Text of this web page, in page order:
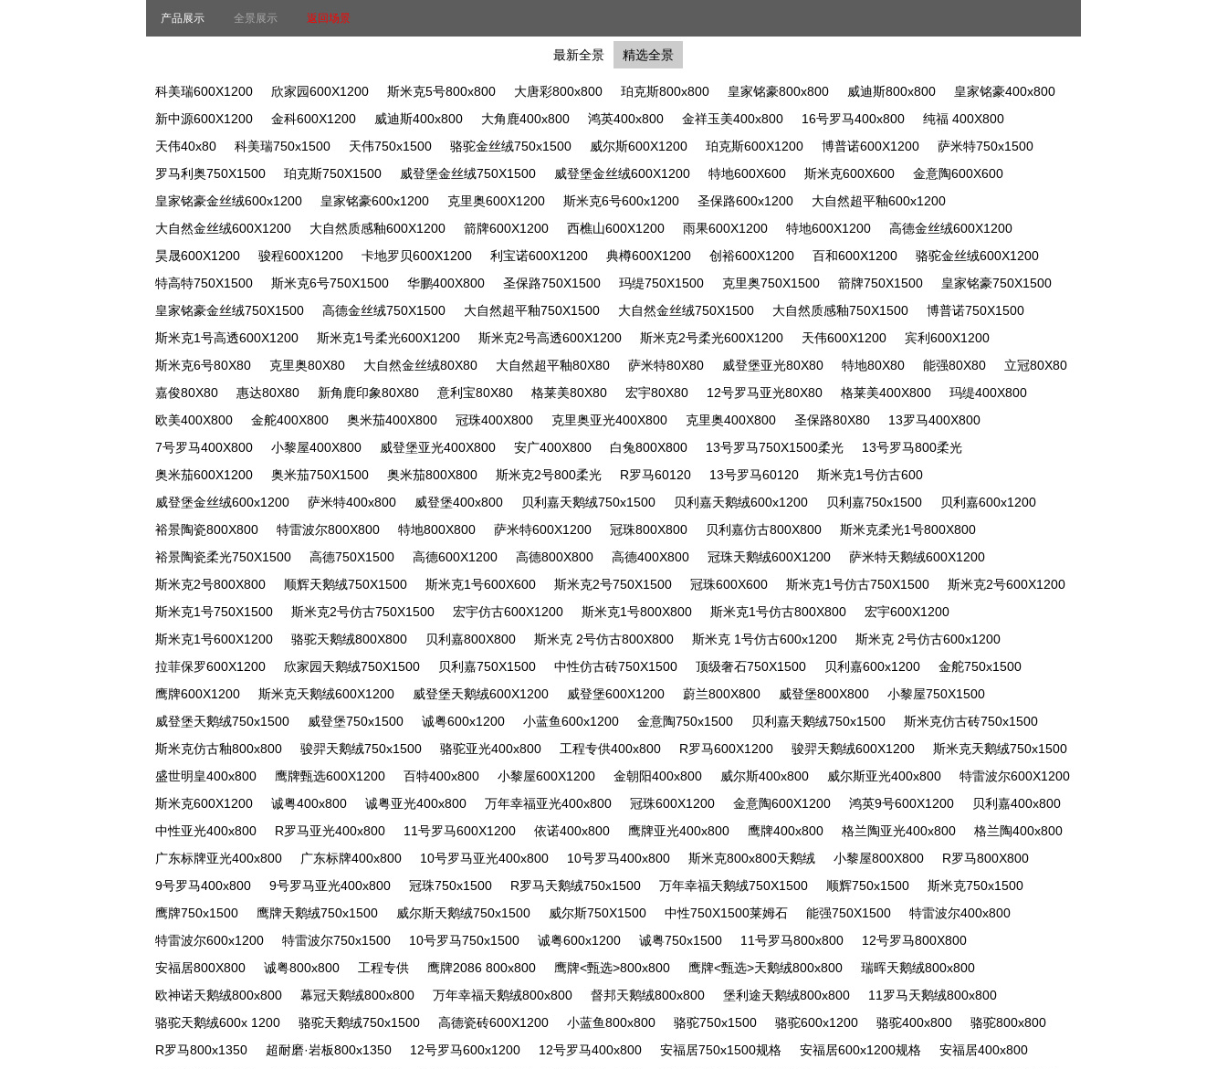
产品展示 全景展示 返回场景
最新全景 精选全景
科美瑞600X1200 欣家园600X1200 斯米克5号800x800 大唐彩800x800 珀克斯800x800 皇家铭豪800x800 威迪斯800x800
皇家铭豪400x800
新中源600X1200
金科600X1200 威迪斯400x800 大角鹿400x800 鸿英400x800 金祥玉美400x800 16号罗马400x800
纯福 400X800
天伟40x80
科美瑞750x1500 天伟750x1500 骆驼金丝绒750x1500 威尔斯600X1200 珀克斯600X1200 博普诺600X1200
萨米特750x1500
罗马利奥750X1500
珀克斯750X1500 威登堡金丝绒750X1500 威登堡金丝绒600X1200 特地600X600 斯米克600X600
金意陶600X600
皇家铭豪金丝绒600x1200
皇家铭豪600x1200 克里奥600X1200 斯米克6号600x1200 圣保路600x1200
大自然超平釉600x1200
大自然金丝绒600X1200
大自然质感釉600X1200 箭牌600X1200 西樵山600X1200 雨果600X1200 特地600X1200
高德金丝绒600X1200
昊晟600X1200
骏程600X1200 卡地罗贝600X1200 利宝诺600X1200 典樽600X1200 创裕600X1200 百和600X1200
骆驼金丝绒600X1200
特高特750X1500
斯米克6号750X1500 华鹏400X800 圣保路750X1500 玛缇750X1500 克里奥750X1500 箭牌750X1500
皇家铭豪750X1500
皇家铭豪金丝绒750X1500
高德金丝绒750X1500 大自然超平釉750X1500 大自然金丝绒750X1500 大自然质感釉750X1500
博普诺750X1500
斯米克1号高透600X1200
斯米克1号柔光600X1200 斯米克2号高透600X1200 斯米克2号柔光600X1200 天伟600X1200
宾利600X1200
斯米克6号80X80
克里奥80X80 大自然金丝绒80X80 大自然超平釉80X80 萨米特80X80 威登堡亚光80X80 特地80X80 能强80X80
立冠80X80
嘉俊80X80
惠达80X80 新角鹿印象80X80 意利宝80X80 格莱美80X80 宏宇80X80 12号罗马亚光80X80 格莱美400X800
玛缇400X800
欧美400X800
金舵400X800 奥米茄400X800 冠珠400X800 克里奥亚光400X800 克里奥400X800 圣保路80X80
13罗马400X800
7号罗马400X800
小黎屋400X800 威登堡亚光400X800 安广400X800 白兔800X800 13号罗马750X1500柔光
13号罗马800柔光
奥米茄600X1200
奥米茄750X1500 奥米茄800X800 斯米克2号800柔光 R罗马60120 13号罗马60120
斯米克1号仿古600
威登堡金丝绒600x1200
萨米特400x800 威登堡400x800 贝利嘉天鹅绒750x1500 贝利嘉天鹅绒600x1200 贝利嘉750x1500
贝利嘉600x1200
裕景陶瓷800X800
特雷波尔800X800 特地800X800 萨米特600X1200 冠珠800X800 贝利嘉仿古800X800
斯米克柔光1号800X800
裕景陶瓷柔光750X1500
高德750X1500 高德600X1200 高德800X800 高德400X800 冠珠天鹅绒600X1200
萨米特天鹅绒600X1200
斯米克2号800X800
顺辉天鹅绒750X1500 斯米克1号600X600 斯米克2号750X1500 冠珠600X600 斯米克1号仿古750X1500
斯米克2号600X1200
斯米克1号750X1500
斯米克2号仿古750X1500 宏宇仿古600X1200 斯米克1号800X800 斯米克1号仿古800X800
宏宇600X1200
斯米克1号600X1200
骆驼天鹅绒800X800 贝利嘉800X800 斯米克 2号仿古800X800 斯米克 1号仿古600x1200
斯米克 2号仿古600x1200
拉菲保罗600X1200
欣家园天鹅绒750X1500 贝利嘉750X1500 中性仿古砖750X1500 顶级奢石750X1500 贝利嘉600x1200
金舵750x1500
鹰牌600X1200
斯米克天鹅绒600X1200 威登堡天鹅绒600X1200 威登堡600X1200 蔚兰800X800 威登堡800X800
小黎屋750X1500
威登堡天鹅绒750x1500
威登堡750x1500 诚粤600x1200 小蓝鱼600x1200 金意陶750x1500 贝利嘉天鹅绒750x1500
斯米克仿古砖750x1500
斯米克仿古釉800x800
骏羿天鹅绒750x1500 骆驼亚光400x800 工程专供400x800 R罗马600X1200 骏羿天鹅绒600X1200
斯米克天鹅绒750x1500
盛世明皇400x800
鹰牌甄选600X1200 百特400x800 小黎屋600X1200 金朝阳400x800 威尔斯400x800 威尔斯亚光400x800
特雷波尔600X1200
斯米克600X1200
诚粤400x800 诚粤亚光400x800 万年幸福亚光400x800 冠珠600X1200 金意陶600X1200 鸿英9号600X1200
贝利嘉400x800
中性亚光400x800
R罗马亚光400x800 11号罗马600X1200 依诺400x800 鹰牌亚光400x800 鹰牌400x800 格兰陶亚光400x800
格兰陶400x800
广东标牌亚光400x800
广东标牌400x800 10号罗马亚光400x800 10号罗马400x800 斯米克800x800天鹅绒 小黎屋800X800
R罗马800X800
9号罗马400x800
9号罗马亚光400x800 冠珠750x1500 R罗马天鹅绒750x1500 万年幸福天鹅绒750X1500 顺辉750x1500
斯米克750x1500
鹰牌750x1500
鹰牌天鹅绒750x1500 威尔斯天鹅绒750x1500 威尔斯750X1500 中性750X1500莱姆石 能强750X1500
特雷波尔400x800
特雷波尔600x1200
特雷波尔750x1500 10号罗马750x1500 诚粤600x1200 诚粤750x1500 11号罗马800x800
12号罗马800X800
安福居800X800
诚粤800x800 工程专供 鹰牌2086 800x800 鹰牌<甄选>800x800 鹰牌<甄选>天鹅绒800x800
瑞晖天鹅绒800x800
欧神诺天鹅绒800x800
幕冠天鹅绒800x800 万年幸福天鹅绒800x800 督邦天鹅绒800x800 堡利途天鹅绒800x800
11罗马天鹅绒800x800
骆驼天鹅绒600x 1200
骆驼天鹅绒750x1500 高德瓷砖600X1200 小蓝鱼800x800 骆驼750x1500 骆驼600x1200 骆驼400x800
骆驼800x800
R罗马800x1350
超耐磨·岩板800x1350 12号罗马600x1200 12号罗马400x800 安福居750x1500规格 安福居600x1200规格
安福居400x800